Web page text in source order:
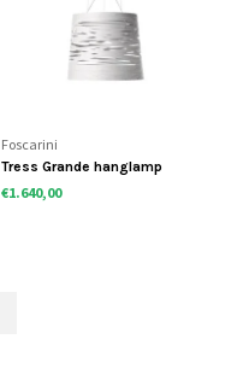
Foscarini
Tress Grande hanglamp
€1.640,00